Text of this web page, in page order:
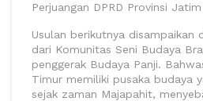
Perjuangan DPRD Provinsi
Usulan berikutnya disampaikan
dari Komunitas Seni Budaya
penggerak Budaya Panji.
Timur memiliki pusaka budaya
sejak zaman Majapahit,